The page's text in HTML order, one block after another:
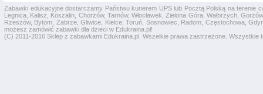
Zabawki edukacyjne dostarczamy Państwu kurierem UPS lub Pocztą Polską na terenie
Legnica, Kalisz, Koszalin, Chorzów, Tarnów, Włocławek, Zielona Góra, Wałbrzych,
Rzeszów, Bytom, Zabrze, Gliwice, Kielce, Toruń, Sosnowiec, Radom, Częstochowa,
możesz zamówić zabawki dla dzieci w Edukraina.pl!
(C) 2011-2016 Sklep z zabawkami Edukraina.pl. Wszelkie prawa zastrzeżone.